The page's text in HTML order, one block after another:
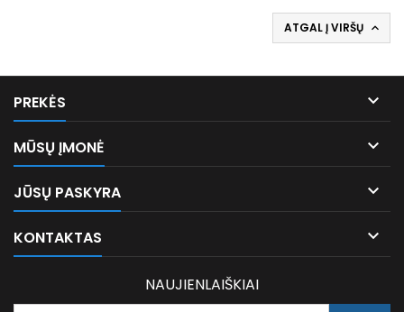
ATGAL Į VIRŠŲ 
PREKĖS 
MŪSŲ ĮMONĖ 
JŪSŲ PASKYRA 
KONTAKTAS 
NAUJIENLAIŠKIAI